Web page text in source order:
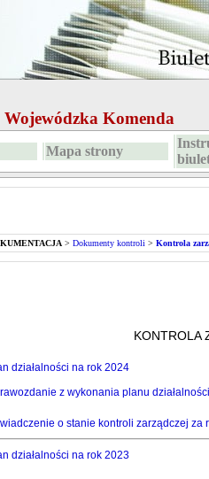
Wojewódzka Komenda
Mapa strony
> Dokumenty kontroli > Kontrola
KONTROLA
działalności na rok 2024
z wykonania planu
o stanie kontroli zarządczej za
działalności na rok 2023